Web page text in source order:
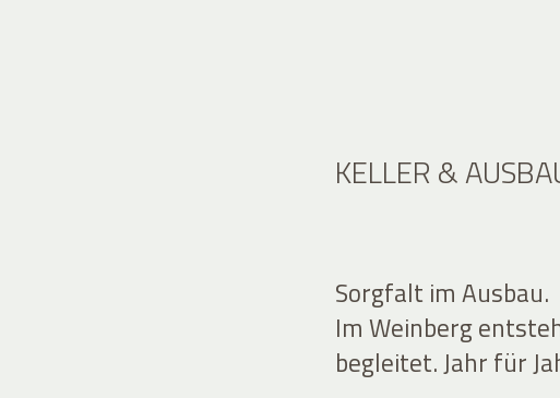
KELLER &
Sorgfalt im Ausbau.
Im Weinberg
begleitet. Jahr für